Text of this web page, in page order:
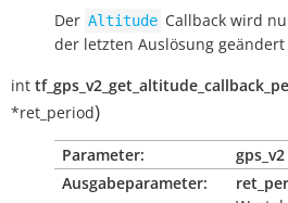
Der Altitude Callback wird
der letzten Auslösung geändert
int
*ret_period)
Parameter: gps_v2
Ausgabeparameter: